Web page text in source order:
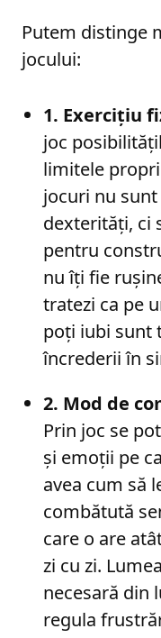
Putem distinge
jocului:
1. Exercițiu
joc
limitele
jocuri nu
dexterități, ci
pentru
nu îți fie
tratezi ca pe
poți iubi sunt
încrederii în
2. Mod de
Prin joc se
și emoții pe
avea cum să
combătută
care o are
zi cu zi.
necesară din
regula